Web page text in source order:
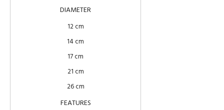
DIAMETER
12 cm
14 cm
17 cm
21 cm
26 cm
FEATURES